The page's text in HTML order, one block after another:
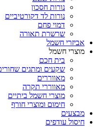
נורות חסכון
נורות לד דקורטיביים
דמוי פחם
שרשרת תאורה
אביזרי חשמל
מוצרי חשמל
בית חכם
שקעים ומתגים
מאווררים
מאווררי תקרה
מוצרי חשמל ביתיים
חימום ומוצרי חורף
מבצעים
חיסול עודפים